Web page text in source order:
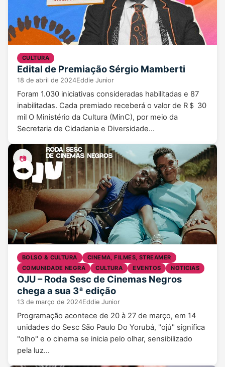
CULTURA
Edital de Premiação Sérgio Mamberti
18 de abril de 2024Eddie Junior
Foram 1.030 iniciativas consideradas habilitadas e 87
inabilitadas. Cada premiado receberá o valor de R＄ 30
mil O Ministério da Cultura (MinC), por meio da
Secretaria de Cidadania e Diversidade…
📷
BOLSO & CULTURA
CINEMA, FILMES, STREAMER
COMUNIDADE NEGRA
CULTURA EVENTOS NOTICIAS
OJU – Roda Sesc de Cinemas Negros
chega a sua 3ª edição
13 de março de 2024Eddie Junior
Programação acontece de 20 à 27 de março, em 14
unidades do Sesc São Paulo Do Yorubá, "ojú" significa
"olho" e o cinema se inicia pelo olhar, sensibilizado
pela luz…